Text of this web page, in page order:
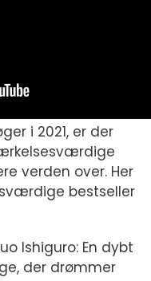
i 2021, er der
verden over. Her
bestseller
Ishiguro: En dybt
der drømmer